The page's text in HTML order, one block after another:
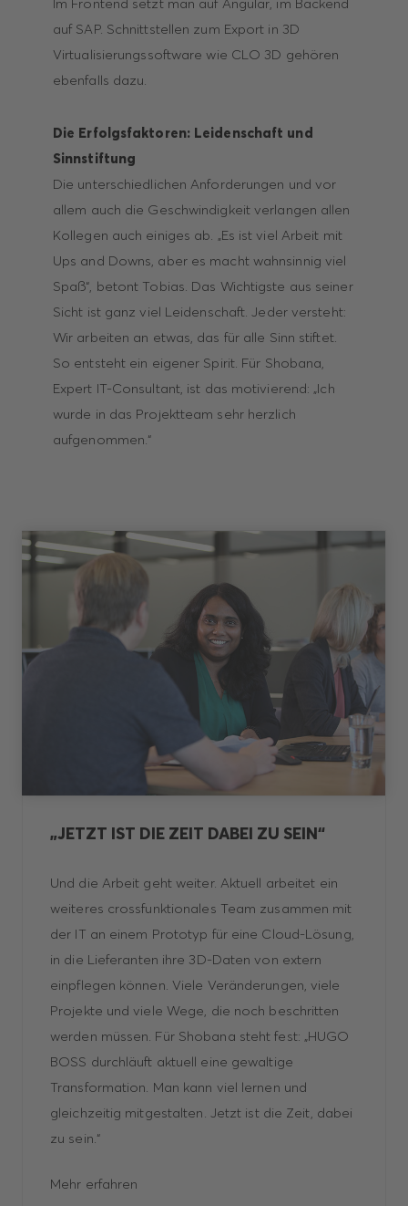
auf SAP. Schnittstellen zum Export in 3D
Virtualisierungssoftware wie CLO 3D gehören
ebenfalls dazu.
Die Erfolgsfaktoren: Leidenschaft und
Sinnstiftung
Die unterschiedlichen Anforderungen und vor
allem auch die Geschwindigkeit verlangen allen
Kollegen auch einiges ab. „Es ist viel Arbeit mit
Ups and Downs, aber es macht wahnsinnig viel
Spaß“, betont Tobias. Das Wichtigste aus seiner
Sicht ist ganz viel Leidenschaft. Jeder versteht:
Wir arbeiten an etwas, das für alle Sinn stiftet.
So entsteht ein eigener Spirit. Für Shobana,
Expert IT-Consultant, ist das motivierend: „Ich
wurde in das Projektteam sehr herzlich
aufgenommen.“
„JETZT IST DIE ZEIT DABEI ZU SEIN“
Und die Arbeit geht weiter. Aktuell arbeitet ein
weiteres crossfunktionales Team zusammen mit
der IT an einem Prototyp für eine Cloud-Lösung,
in die Lieferanten ihre 3D-Daten von extern
einpflegen können. Viele Veränderungen, viele
Projekte und viele Wege, die noch beschritten
werden müssen. Für Shobana steht fest: „HUGO
BOSS durchläuft aktuell eine gewaltige
Transformation. Man kann viel lernen und
gleichzeitig mitgestalten. Jetzt ist die Zeit, dabei
zu sein.“
Mehr erfahren